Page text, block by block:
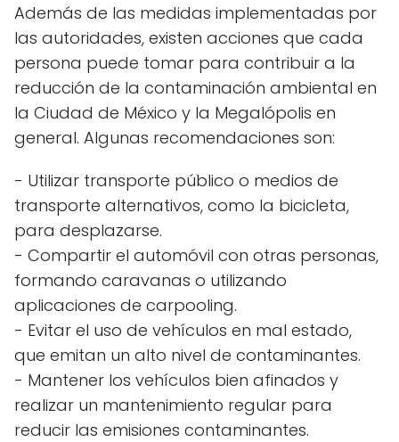
Además de las medidas implementadas por
las autoridades, existen acciones que cada
persona puede tomar para contribuir a la
reducción de la contaminación ambiental en
la Ciudad de México y la Megalópolis en
general. Algunas recomendaciones son:
- Utilizar transporte público o medios de
transporte alternativos, como la bicicleta,
para desplazarse.
- Compartir el automóvil con otras personas,
formando caravanas o utilizando
aplicaciones de carpooling.
- Evitar el uso de vehículos en mal estado,
que emitan un alto nivel de contaminantes.
- Mantener los vehículos bien afinados y
realizar un mantenimiento regular para
reducir las emisiones contaminantes.